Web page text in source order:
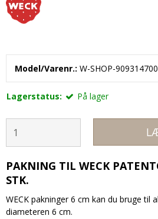
Model/Varenr.: W-SHOP-
Lagerstatus: På lager
PAKNING TIL WECK
STK.
WECK pakninger 6 cm kan du bruge til
diameteren 6 cm.